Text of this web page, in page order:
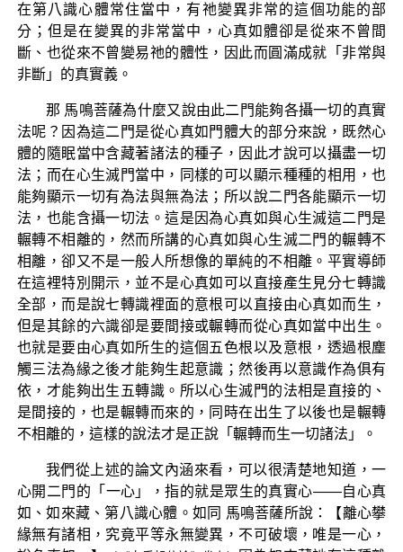
在第八識心體常住當中，有祂變異非常的這個功能的部
分；但是在變異的非常當中，心真如體卻是從來不曾間
斷、也從來不曾變易祂的體性，因此而圓滿成就「非常與
非斷」的真實義。
那 馬鳴菩薩為什麼又說由此二門能夠各攝一切的真實
法呢？因為這二門是從心真如門體大的部分來說，既然心
體的隨眠當中含藏著諸法的種子，因此才說可以攝盡一切
法；而在心生滅門當中，同樣的可以顯示種種的相用，也
能夠顯示一切有為法與無為法；所以說二門各能顯示一切
法，也能含攝一切法。這是因為心真如與心生滅這二門是
輾轉不相離的，然而所講的心真如與心生滅二門的輾轉不
相離，卻又不是一般人所想像的單純的不相離。平實導師
在這裡特別開示，並不是心真如可以直接產生見分七轉識
全部，而是說七轉識裡面的意根可以直接由心真如而生，
但是其餘的六識卻是要間接或輾轉而從心真如當中出生。
也就是要由心真如所生的這個五色根以及意根，透過根塵
觸三法為緣之後才能夠生起意識；然後再以意識作為俱有
依，才能夠出生五轉識。所以心生滅門的法相是直接的、
是間接的，也是輾轉而來的，同時在出生了以後也是輾轉
不相離的，這樣的說法才是正說「輾轉而生一切諸法」。
我們從上述的論文內涵來看，可以很清楚地知道，一
心開二門的「一心」，指的就是眾生的真實心——自心真
如、如來藏、第八識心體。如同 馬鳴菩薩所說：【離心攀
緣無有諸相，究竟平等永無變異，不可破壞，唯是一心，